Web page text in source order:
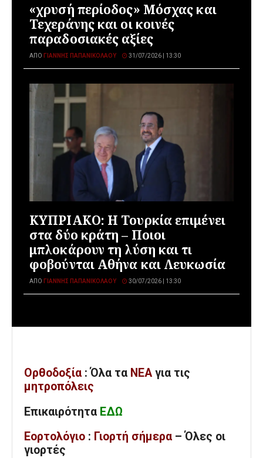
«χρυσή περίοδος» Μόσχας και
Τεχεράνης και οι κοινές
παραδοσιακές αξίες
ΑΠΌ ΓΙΆΝΝΗΣ ΠΑΠΑΝΙΚΟΛΆΟΥ 31/07/2026 | 13:30
ΚΥΠΡΙΑΚΟ: Η Τουρκία επιμένει
στα δύο κράτη – Ποιοι
μπλοκάρουν τη λύση και τι
φοβούνται Αθήνα και Λευκωσία
ΑΠΌ ΓΙΆΝΝΗΣ ΠΑΠΑΝΙΚΟΛΆΟΥ 30/07/2026 | 13:30
Ορθοδοξία : Όλα τα ΝΕΑ για τις
μητροπόλεις
Επικαιρότητα ΕΔΩ
Εορτολόγιο : Γιορτή σήμερα – Όλες οι
γιορτές